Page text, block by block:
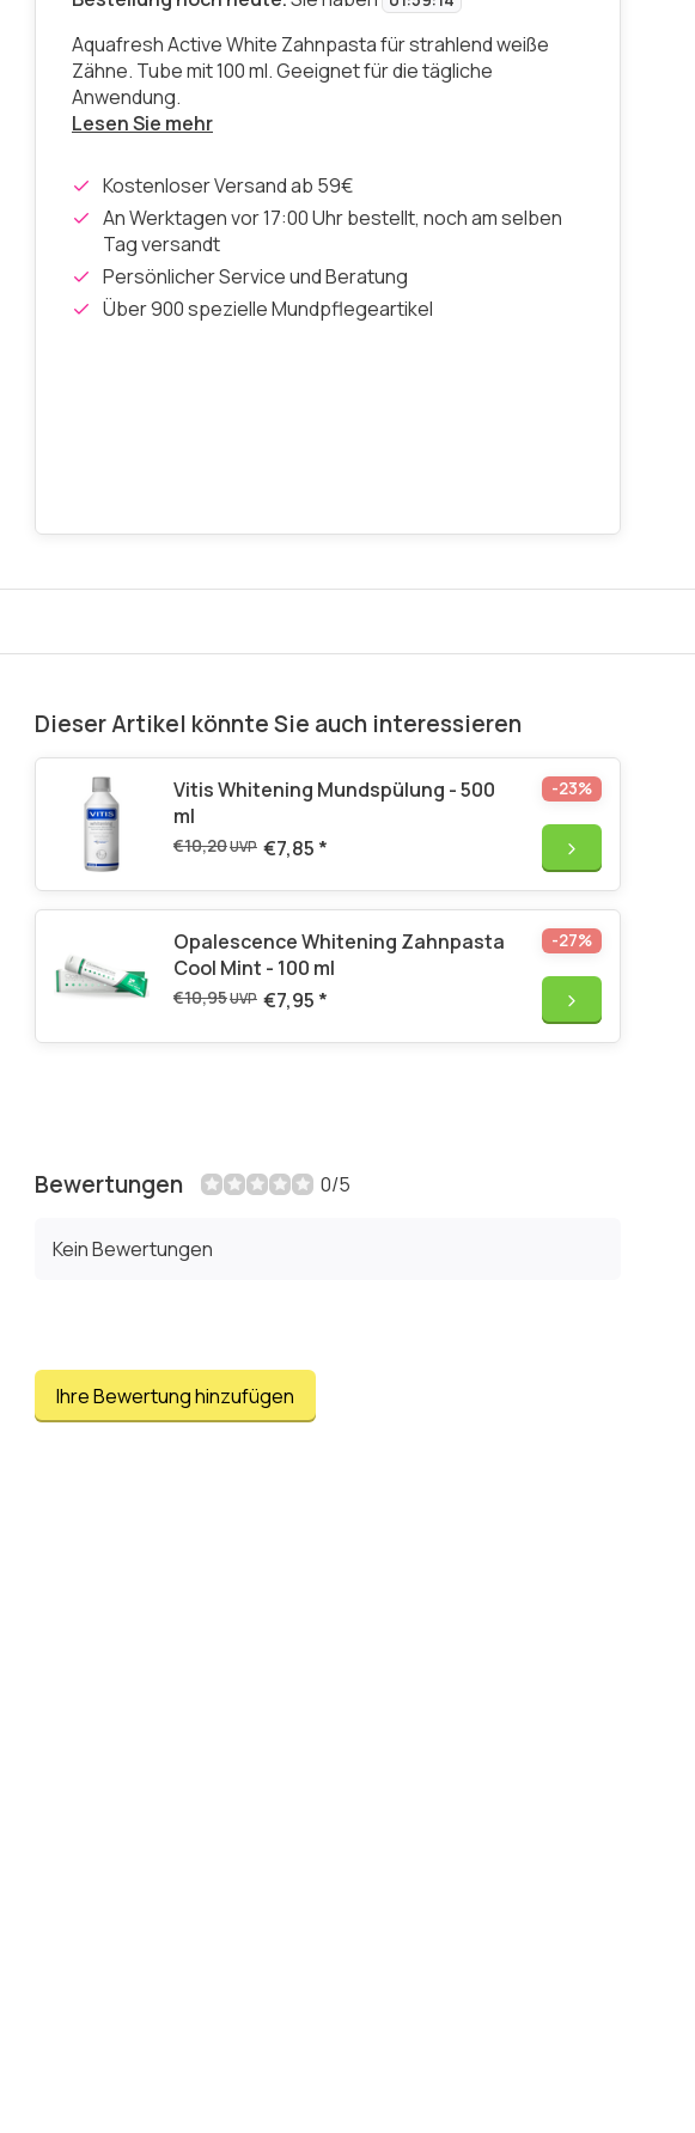
Aquafresh Active White Zahnpasta für strahlend weiße
Zähne. Tube mit 100 ml. Geeignet für die tägliche
Anwendung.
Lesen Sie mehr
Kostenloser Versand ab 59€
An Werktagen vor 17:00 Uhr bestellt, noch am selben
Tag versandt
Persönlicher Service und Beratung
Über 900 spezielle Mundpflegeartikel
Dieser Artikel könnte Sie auch interessieren
Vitis Whitening Mundspülung - 500
ml
€10,20UVP €7,85 *
-23%
Opalescence Whitening Zahnpasta
Cool Mint - 100 ml
€10,95UVP €7,95 *
-27%
Bewertungen 0/5
Kein Bewertungen
Ihre Bewertung hinzufügen